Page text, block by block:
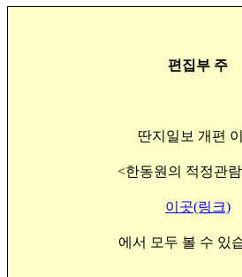
편집부 주
딴지일보 개편
<한동원의 적정관
이곳(링크)
에서 모두 볼 수 있